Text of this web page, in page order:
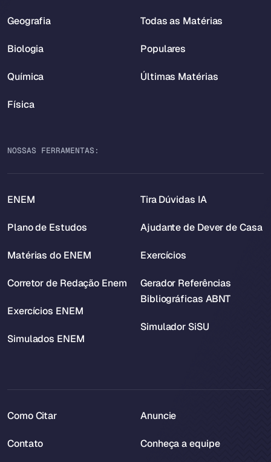
Geografia
Biologia
Química
Física
Todas as Matérias
Populares
Últimas Matérias
NOSSAS FERRAMENTAS:
ENEM
Plano de Estudos
Matérias do ENEM
Corretor de Redação Enem
Exercícios ENEM
Simulados ENEM
Tira Dúvidas IA
Ajudante de Dever de Casa
Exercícios
Gerador Referências
Bibliográficas ABNT
Simulador SiSU
Como Citar
Contato
Anuncie
Conheça a equipe